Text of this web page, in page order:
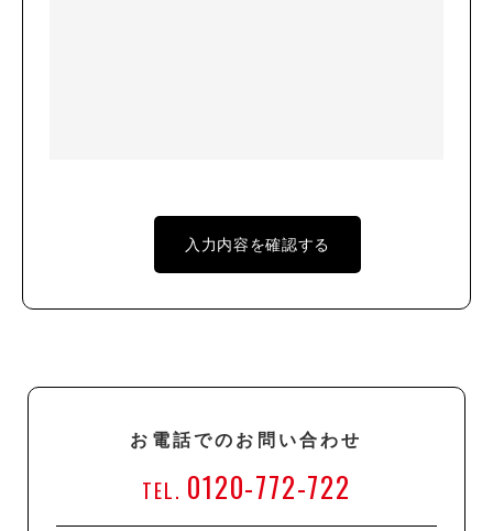
お電話でのお問い合わせ
TEL. 0120-772-722